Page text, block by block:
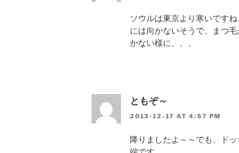
ソウルは東京より寒いです
には向かないそうで、まつ
かない様に、、、
ともぞ～
2013-12-17 AT 4:57 PM
降りましたよ～～でも、ド